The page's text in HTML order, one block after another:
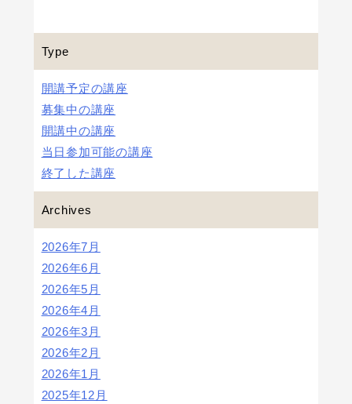
Type
開講予定の講座
募集中の講座
開講中の講座
当日参加可能の講座
終了した講座
Archives
2026年7月
2026年6月
2026年5月
2026年4月
2026年3月
2026年2月
2026年1月
2025年12月